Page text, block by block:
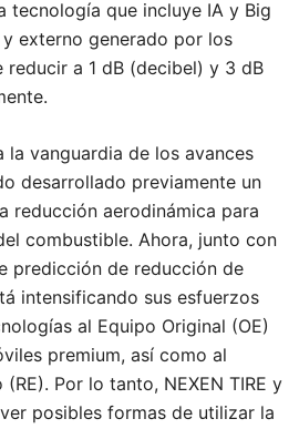
tecnología que incluye IA y Big
externo generado por los
reducir a 1 dB (decibel) y 3 dB
la vanguardia de los avances
desarrollado previamente un
reducción aerodinámica para
combustible. Ahora, junto con
predicción de reducción de
intensificando sus esfuerzos
al Equipo Original (OE)
premium, así como al
Por lo tanto, NEXEN TIRE y
posibles formas de utilizar la